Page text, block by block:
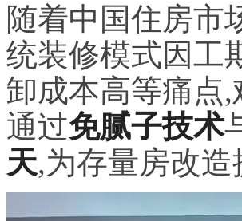
随着中国住房市
统装修模式因工
卸成本高等痛点
通过免腻子技术
天,为存量房改